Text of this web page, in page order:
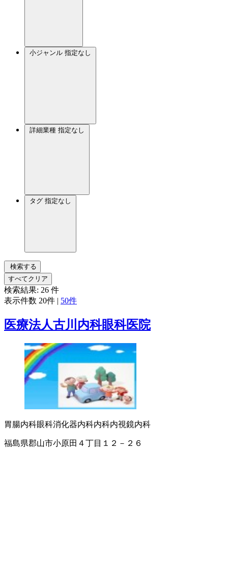
小ジャンル 指定なし
詳細業種 指定なし
タグ 指定なし
検索する
すべてクリア
検索結果: 26 件
表示件数 20件 | 50件
医療法人古川内科眼科医院
胃腸内科眼科消化器内科内科内視鏡内科
福島県郡山市小原田４丁目１２－２６